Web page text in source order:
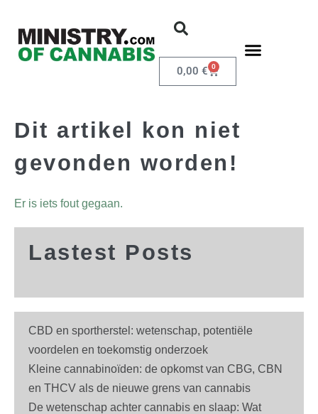
0,00 € 0
Dit artikel kon niet
gevonden worden!
Er is iets fout gegaan.
Lastest Posts
CBD en sportherstel: wetenschap, potentiële
voordelen en toekomstig onderzoek
Kleine cannabinoïden: de opkomst van CBG, CBN
en THCV als de nieuwe grens van cannabis
De wetenschap achter cannabis en slaap: Wat